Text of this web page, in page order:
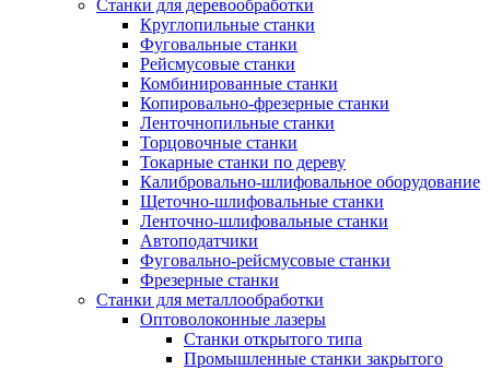
Станки для деревообработки
Круглопильные станки
Фуговальные станки
Рейсмусовые станки
Комбинированные станки
Копировально-фрезерные станки
Ленточнопильные станки
Торцовочные станки
Токарные станки по дереву
Калибровально-шлифовальное оборудование
Щеточно-шлифовальные станки
Ленточно-шлифовальные станки
Автоподатчики
Фуговально-рейсмусовые станки
Фрезерные станки
Станки для металлообработки
Оптоволоконные лазеры
Станки открытого типа
Промышленные станки закрытого